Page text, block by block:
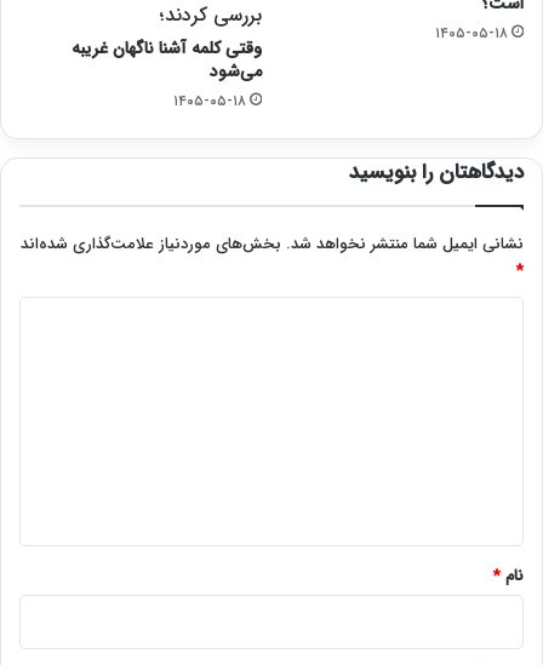
۱۴۰۵-۰۵-۱۸
بررسی کردند؛
وقتی کلمه آشنا ناگهان غریبه
می‌شود
۱۴۰۵-۰۵-۱۸
دیدگاهتان را بنویسید
نشانی ایمیل شما منتشر نخواهد شد. بخش‌های موردنیاز علامت‌گذاری شده‌اند
*
نام*